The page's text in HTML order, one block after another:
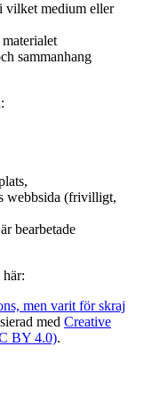
vilket medium eller
sammanhang
webbsida (frivilligt,
bearbetade
men varit för skraj
med Creative
BY 4.0).